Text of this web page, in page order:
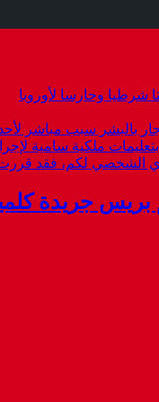
وحارسا لأوروبا
بالبشر سبب مباشر
بتعليمات ملكية سامية
الشخصي لكم، فقد
بريس جريدة